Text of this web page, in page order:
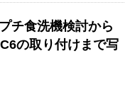
チ食洗機検討から
の取り付けまで写